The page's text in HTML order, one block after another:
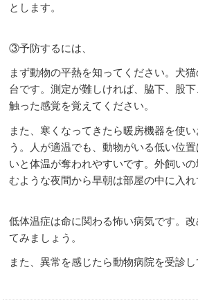
とします。
③予防するには、
まず動物の平熱を知ってください。犬
台です。測定が難しければ、脇下、股
触った感覚を覚えてください。
また、寒くなってきたら暖房機器を使
う。人が適温でも、動物がいる低い位
いと体温が奪われやすいです。外飼い
むような夜間から早朝は部屋の中に入れ
低体温症は命に関わる怖い病気です。
てみましょう。
また、異常を感じたら動物病院を受診し